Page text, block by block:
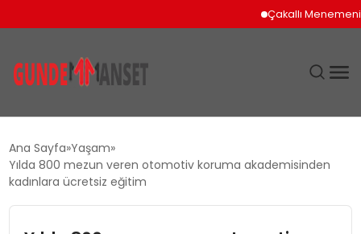
Çakallı Menemeni
DÜNYA
Ana Sayfa Yaşam
Yılda 800 mezun veren otomotiv koruma akademisinden
kadınlara ücretsiz eğitim